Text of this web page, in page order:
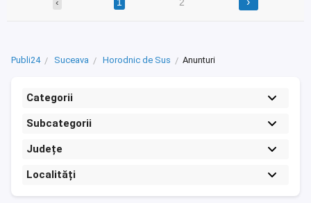
Publi24 Suceava Horodnic de Sus Anunturi
Categorii
Subcategorii
Județe
Localități